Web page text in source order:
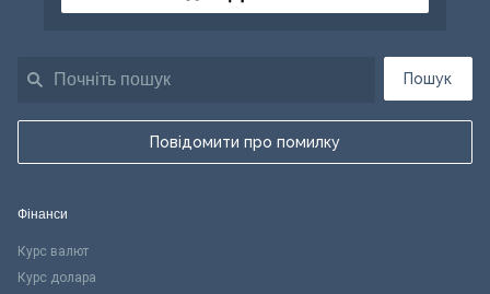
Пошук
Повідомити про помилку
Фінанси
Курс валют
Курс долара